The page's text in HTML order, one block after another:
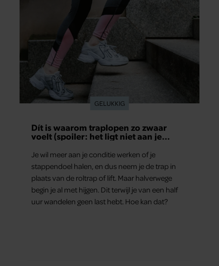
GELUKKIG
Dít is waarom traplopen zo zwaar
voelt (spoiler: het ligt niet aan je
Je wil meer aan je conditie werken of je
stappendoel halen, en dus neem je de trap in
plaats van de roltrap of lift. Maar halverwege
begin je al met hijgen. Dit terwijl je van een half
uur wandelen geen last hebt. Hoe kan dat?